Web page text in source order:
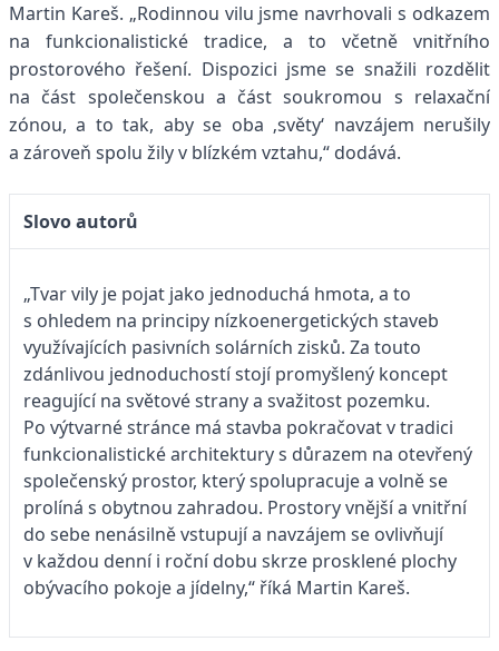
Martin Kareš. „Rodinnou vilu jsme navrhovali s odkazem
na funkcionalistické tradice, a to včetně vnitřního
prostorového řešení. Dispozici jsme se snažili rozdělit
na část společenskou a část soukromou s relaxační
zónou, a to tak, aby se oba ‚světy‘ navzájem nerušily
a zároveň spolu žily v blízkém vztahu,“ dodává.
Slovo autorů
„Tvar vily je pojat jako jednoduchá hmota, a to
s ohledem na principy nízkoenergetických staveb
využívajících pasivních solárních zisků. Za touto
zdánlivou jednoduchostí stojí promyšlený koncept
reagující na světové strany a svažitost pozemku.
Po výtvarné stránce má stavba pokračovat v tradici
funkcionalistické architektury s důrazem na otevřený
společenský prostor, který spolupracuje a volně se
prolíná s obytnou zahradou. Prostory vnější a vnitřní
do sebe nenásilně vstupují a navzájem se ovlivňují
v každou denní i roční dobu skrze prosklené plochy
obývacího pokoje a jídelny,“ říká Martin Kareš.